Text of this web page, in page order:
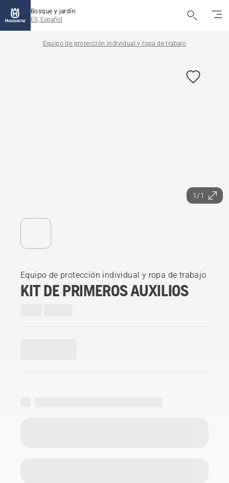
Bosque y jardín
ES, Español
Equipo de protección individual y ropa de trabajo
1/1
Equipo de protección individual y ropa de trabajo
KIT DE PRIMEROS AUXILIOS